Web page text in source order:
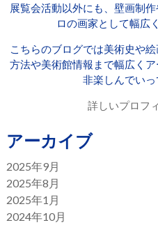
展覧会活動以外にも、壁画制
ロの画家として幅広
こちらのブログでは美術史や
方法や美術館情報まで幅広く
非楽しんでいっ
詳しいプロフ
アーカイブ
2025年9月
2025年8月
2025年1月
2024年10月